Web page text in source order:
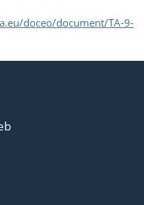
doceo/document/TA-9-